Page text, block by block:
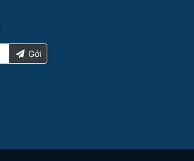
Gởi